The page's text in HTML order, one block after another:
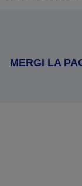
MERGI LA